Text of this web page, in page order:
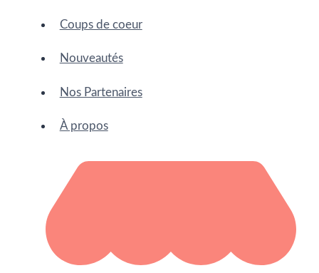
Coups de coeur
Nouveautés
Nos Partenaires
À propos